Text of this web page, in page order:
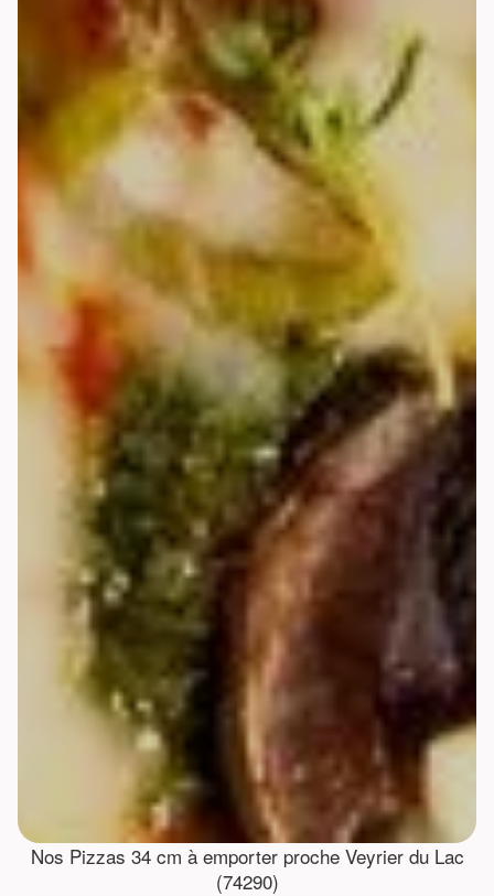
Nos Pizzas 34 cm à emporter proche Veyrier du Lac
(74290)